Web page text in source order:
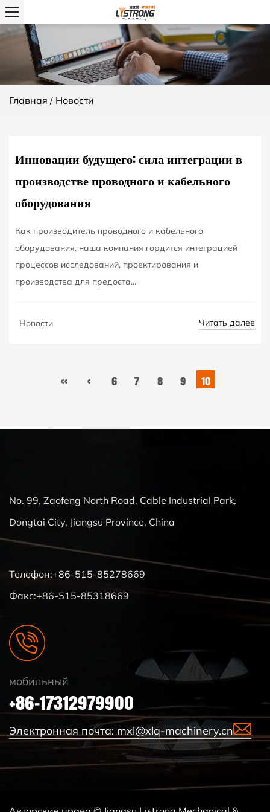
Главная / Новости
AUG
23
Инновации будущего: сила интеграции в
производстве проводного и кабельного
оборудования
Как производитель проводного и кабельного
оборудования, наша компания гордится интеграцией
процессов исследований, проектирования и
производства для предоста...
Новости Читать далее
‹‹ ‹ 6 7 8 9 10
No. 99, Zaofeng North Road, Cable Industrial Park,
Dongtai City, Jiangsu Province, China
Телефон:+86-515-85278669
Факс:+86-515-85318669
мобильный
+86-17312979900
Электронная почта:mxl@xlq-machinery.cn